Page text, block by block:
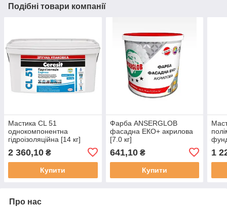
Подібні товари компанії
Мастика СL 51
однокомпонентна
гідроізоляційна [14 кг]
2 360,10 ₴
Купити
Фарба ANSERGLOB
фасадна ЕКО+ акрилова
[7.0 кг]
641,10₴
Купити
1
Про нас